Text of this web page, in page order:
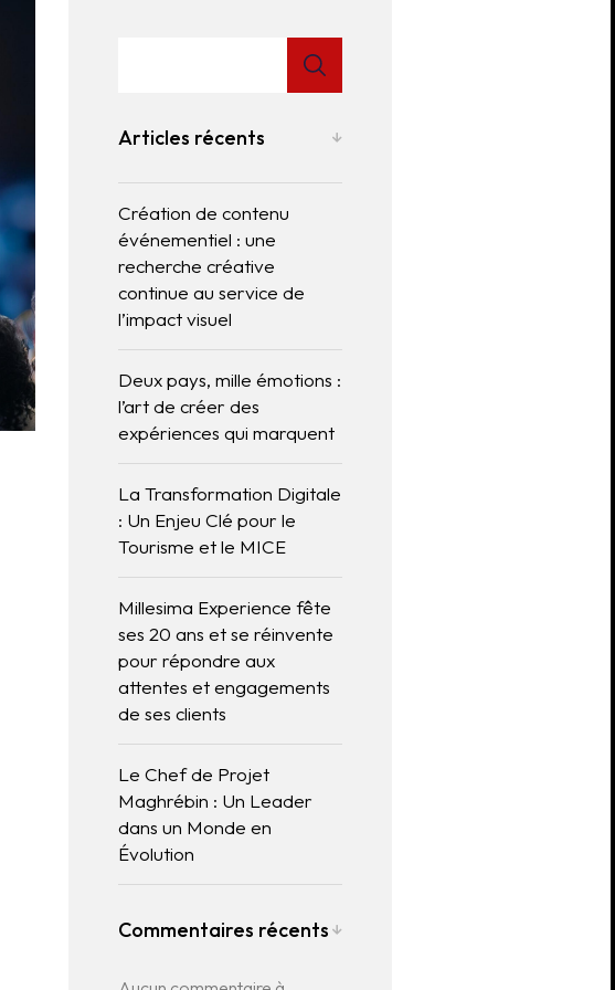
Articles récents
Création de contenu
événementiel : une
recherche créative
continue au service de
l’impact visuel
Deux pays, mille émotions :
l’art de créer des
expériences qui marquent
La Transformation Digitale
: Un Enjeu Clé pour le
Tourisme et le MICE
Millesima Experience fête
ses 20 ans et se réinvente
pour répondre aux
attentes et engagements
de ses clients
Le Chef de Projet
Maghrébin : Un Leader
dans un Monde en
Évolution
Commentaires récents